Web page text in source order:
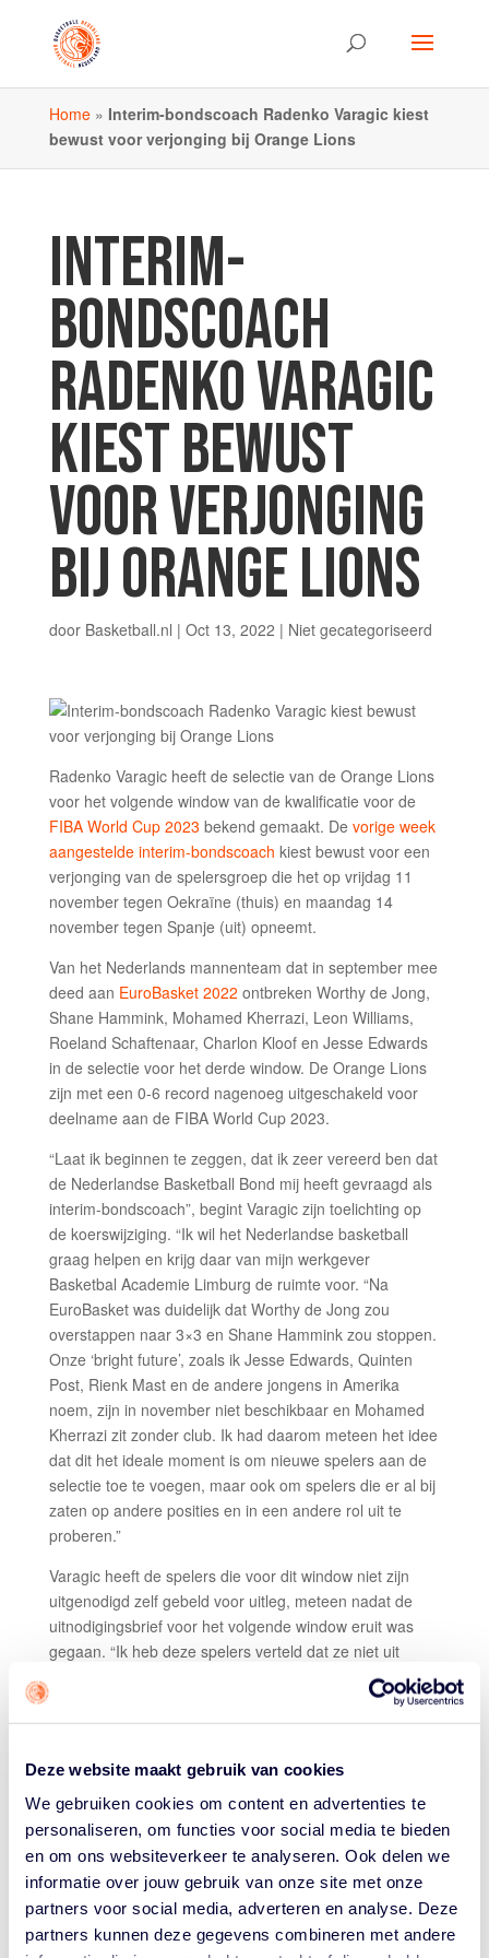
Deze website maakt gebruik van cookies
We gebruiken cookies om content en advertenties te
personaliseren, om functies voor social media te bieden
en om ons websiteverkeer te analyseren. Ook delen we
informatie over jouw gebruik van onze site met onze
partners voor social media, adverteren en analyse. Deze
partners kunnen deze gegevens combineren met andere
Home» Interim-bondscoach Radenko Varagic kiest
bewust voor verjonging bij Orange Lions
INTERIM-
BONDSCOACH
RADENKO VARAGIC
KIEST BEWUST
VOOR VERJONGING
BIJ ORANGE LIONS
door Basketball.nl | Oct 13, 2022 | Niet gecategoriseerd
Radenko Varagic heeft de selectie van de Orange Lions
voor het volgende window van de kwalificatie voor de
FIBA World Cup 2023 bekend gemaakt. De vorige week
aangestelde interim-bondscoach kiest bewust voor een
verjonging van de spelersgroep die het op vrijdag 11
november tegen Oekraïne (thuis) en maandag 14
november tegen Spanje (uit) opneemt.
Van het Nederlands mannenteam dat in september mee
deed aan EuroBasket 2022 ontbreken Worthy de Jong,
Shane Hammink, Mohamed Kherrazi, Leon Williams,
Roeland Schaftenaar, Charlon Kloof en Jesse Edwards
in de selectie voor het derde window. De Orange Lions
zijn met een 0-6 record nagenoeg uitgeschakeld voor
deelname aan de FIBA World Cup 2023.
“Laat ik beginnen te zeggen, dat ik zeer vereerd ben dat
de Nederlandse Basketball Bond mij heeft gevraagd als
interim-bondscoach”, begint Varagic zijn toelichting op
de koerswijziging. “Ik wil het Nederlandse basketball
graag helpen en krijg daar van mijn werkgever
Basketbal Academie Limburg de ruimte voor. “Na
EuroBasket was duidelijk dat Worthy de Jong zou
overstappen naar 3×3 en Shane Hammink zou stoppen.
Onze ‘bright future’, zoals ik Jesse Edwards, Quinten
Post, Rienk Mast en de andere jongens in Amerika
noem, zijn in november niet beschikbaar en Mohamed
Kherrazi zit zonder club. Ik had daarom meteen het idee
dat dit het ideale moment is om nieuwe spelers aan de
selectie toe te voegen, maar ook om spelers die er al bij
zaten op andere posities en in een andere rol uit te
proberen.”
Varagic heeft de spelers die voor dit window niet zijn
uitgenodigd zelf gebeld voor uitleg, meteen nadat de
uitnodigingsbrief voor het volgende window eruit was
gegaan. “Ik heb deze spelers verteld dat ze niet uit
beeld zijn bij het Nederlands team, maar dat we voor de
laatste twee windows van deze WK-kwalificatie bewust
een andere keuze maken. Daarna is het aan de nieuwe
kwalificatie voor het volgende Europees Kampioenschap
wordt begonnen. Het zou mooi zijn als de volgende twee
windows twee of drie namen oplevert die een
belangrijke rol kunnen gaan spelen in de toekomst van
de Orange Lions. Daarnaast zie ik Yannick Franke en
Keye van der Vuurst de Vries (foto hieronder) als de
nieuwe leiders van het Nederlands team. Ik hoop dat ze
die rol met verve op gaan pakken.”